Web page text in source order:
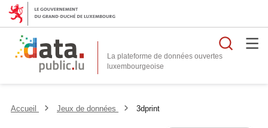
La plateforme de données ouvertes
Accueil Jeux de données 3dprint